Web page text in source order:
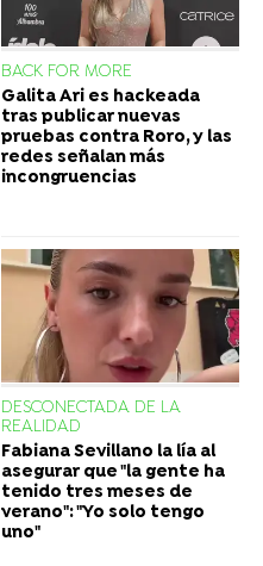
BACK FOR MORE
Galita Ari es hackeada
tras publicar nuevas
pruebas contra Roro, y las
redes señalan más
incongruencias
DESCONECTADA DE LA
REALIDAD
Fabiana Sevillano la lía al
asegurar que "la gente ha
tenido tres meses de
verano": "Yo solo tengo
uno"